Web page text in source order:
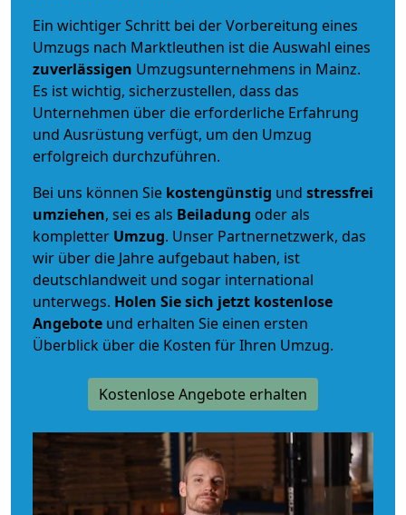
Ein wichtiger Schritt bei der Vorbereitung eines
Umzugs nach Marktleuthen ist die Auswahl eines
zuverlässigen Umzugsunternehmens in Mainz.
Es ist wichtig, sicherzustellen, dass das
Unternehmen über die erforderliche Erfahrung
und Ausrüstung verfügt, um den Umzug
erfolgreich durchzuführen.
Bei uns können Sie kostengünstig und stressfrei
umziehen, sei es als Beiladung oder als
kompletter Umzug. Unser Partnernetzwerk, das
wir über die Jahre aufgebaut haben, ist
deutschlandweit und sogar international
unterwegs. Holen Sie sich jetzt kostenlose
Angebote und erhalten Sie einen ersten
Überblick über die Kosten für Ihren Umzug.
Kostenlose Angebote erhalten